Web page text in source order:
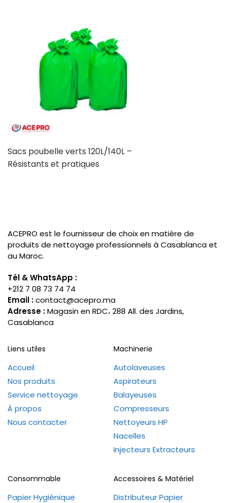
Sacs poubelle verts 120L/140L –
Résistants et pratiques
ACEPRO est le fournisseur de choix en matière de
produits de nettoyage professionnels à Casablanca et
au Maroc.
Tél & WhatsApp :
+212 7 08 73 74 74
Email :contact@acepro.ma
Adresse :Magasin en RDC، 288 All. des Jardins,
Casablanca
Liens utiles
Accueil
Nos produits
Service nettoyage
À propos
Nous contacter
Machinerie
Autolaveuses
Aspirateurs
Balayeuses
Compresseurs
Nettoyeurs HP
Nacelles
Injecteurs Extracteurs
Consommable
Papier Hygiénique
Accessoires & Matériel
Distributeur Papier